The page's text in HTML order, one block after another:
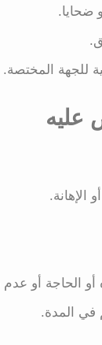
ضحايا.
للجهة المختصة.
عليه
الإهانة.
أو الحاجة أو
في المدة.